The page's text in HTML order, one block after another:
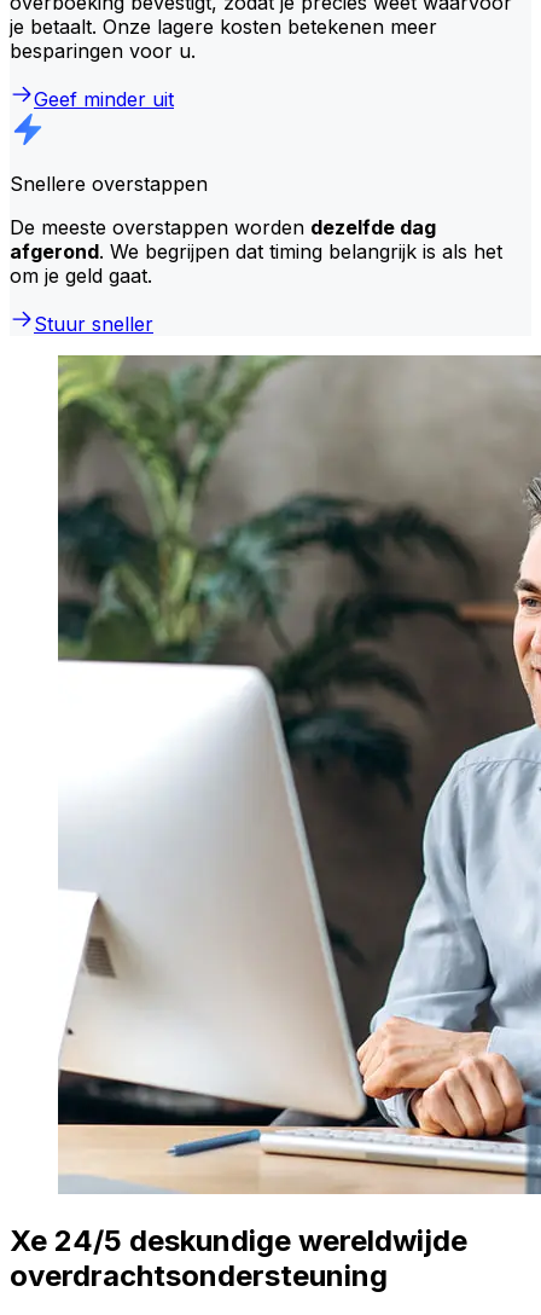
je betaalt. Onze lagere kosten betekenen meer
besparingen voor u.
Geef minder uit
Snellere overstappen
De meeste overstappen worden dezelfde dag
afgerond. We begrijpen dat timing belangrijk is als het
om je geld gaat.
Stuur sneller
Xe 24/5 deskundige wereldwijde
overdrachtsondersteuning